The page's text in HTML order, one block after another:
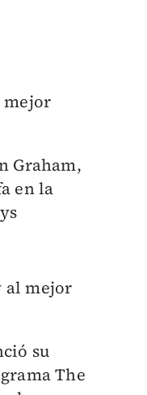
mejor
Graham,
en la
al mejor
su
The